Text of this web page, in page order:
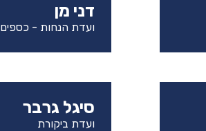
דני מן
ועדת הנחות - כספים
סיגל גרבר
ועדת ביקורת